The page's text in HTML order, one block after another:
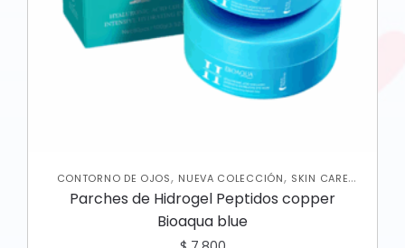
CONTORNO DE OJOS, NUEVA COLECCIÓN, SKIN CARE
FACIAL
Parches de Hidrogel Peptidos copper
Bioaqua blue